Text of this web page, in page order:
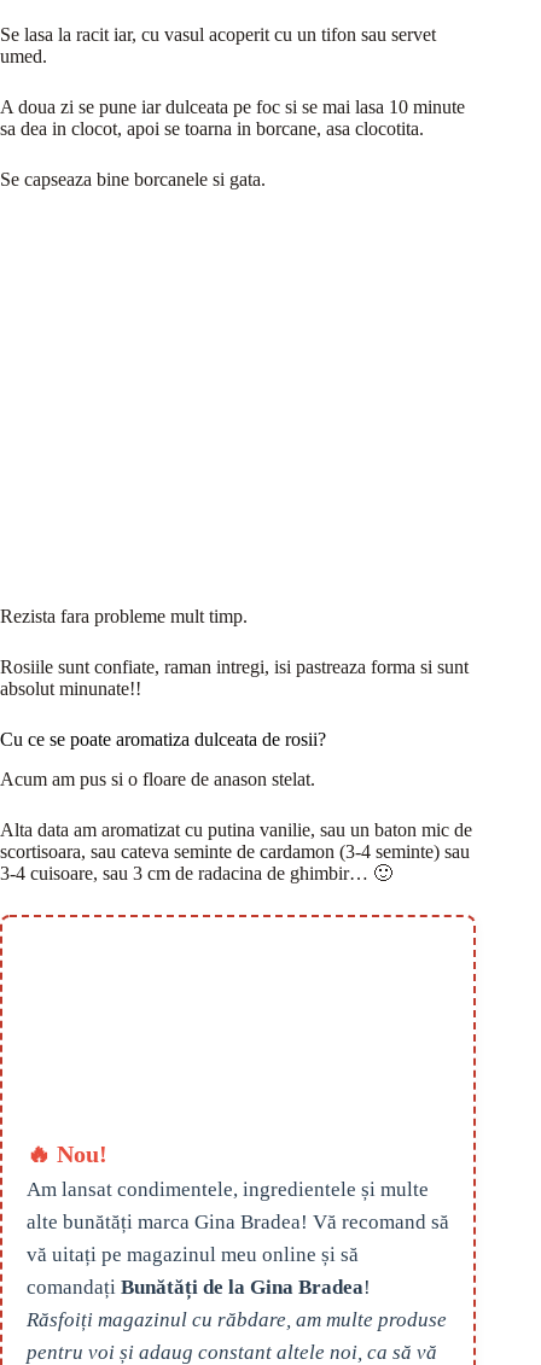
Se lasa la racit iar, cu vasul acoperit cu un tifon sau servet
umed.
A doua zi se pune iar dulceata pe foc si se mai lasa 10 minute
sa dea in clocot, apoi se toarna in borcane, asa clocotita.
Se capseaza bine borcanele si gata.
Rezista fara probleme mult timp.
Rosiile sunt confiate, raman intregi, isi pastreaza forma si sunt
absolut minunate!!
Cu ce se poate aromatiza dulceata de rosii?
Acum am pus si o floare de anason stelat.
Alta data am aromatizat cu putina vanilie, sau un baton mic de
scortisoara, sau cateva seminte de cardamon (3-4 seminte) sau
3-4 cuisoare, sau 3 cm de radacina de ghimbir… 🙂
🔥 Nou!
Am lansat condimentele, ingredientele și multe
alte bunătăți marca Gina Bradea! Vă recomand să
vă uitați pe magazinul meu online și să
comandați Bunătăți de la Gina Bradea!
Răsfoiți magazinul cu răbdare, am multe produse
pentru voi și adaug constant altele noi, ca să vă